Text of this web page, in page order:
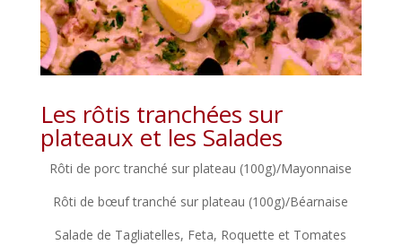
Les rôtis tranchées sur
plateaux et les Salades
Rôti de porc tranché sur plateau (100g)/Mayonnaise
Rôti de bœuf tranché sur plateau (100g)/Béarnaise
Salade de Tagliatelles, Feta, Roquette et Tomates